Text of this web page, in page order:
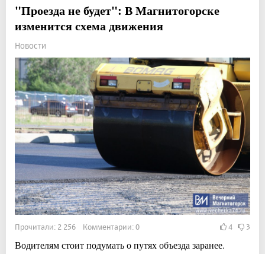
"Проезда не будет": В Магнитогорске
изменится схема движения
Новости
Прочитали: 2 256 Комментарии: 0 4 3
Водителям стоит подумать о путях объезда заранее.